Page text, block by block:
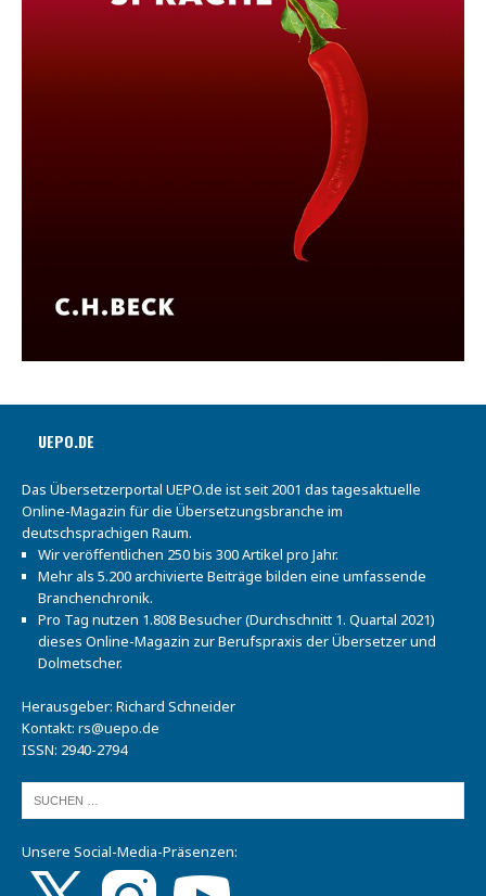
UEPO.DE
Das Übersetzerportal UEPO.de ist seit 2001 das tagesaktuelle
Online-Magazin für die Übersetzungsbranche im
deutschsprachigen Raum.
Wir veröffentlichen 250 bis 300 Artikel pro Jahr.
Mehr als 5.200 archivierte Beiträge bilden eine umfassende
Branchenchronik.
Pro Tag nutzen 1.808 Besucher (Durchschnitt 1. Quartal 2021)
dieses Online-Magazin zur Berufspraxis der Übersetzer und
Dolmetscher.
Herausgeber: Richard Schneider
Kontakt: rs@uepo.de
ISSN: 2940-2794
Unsere Social-Media-Präsenzen: